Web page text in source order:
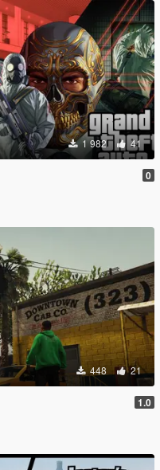
1 982 41
0
448 21
1.0